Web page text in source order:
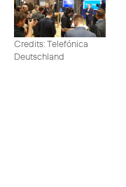
Credits: Telefónica
Deutschland